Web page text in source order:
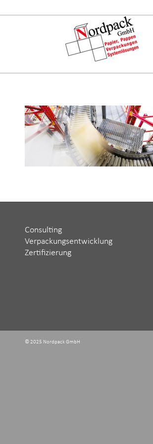
Consulting
Verpackungsentwicklung
Zertifizierung
© 2025 Nordpack GmbH ‬